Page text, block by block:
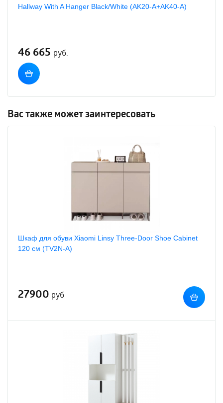
Hallway With A Hanger Black/White (AK20-A+AK40-A)
46 665 руб.
Вас также может заинтересовать
Шкаф для обуви Xiaomi Linsy Three-Door Shoe Cabinet
120 см (TV2N-A)
27900 руб